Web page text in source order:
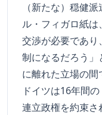
（新たな）穏健
ル・フィガロ紙
交渉が必要であ
制になるだろう
に離れた立場の間
ドイツは16年間
連立政権を約束